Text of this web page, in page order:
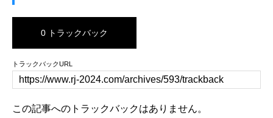
0 トラックバック
トラックバックURL
この記事へのトラックバックはありません。